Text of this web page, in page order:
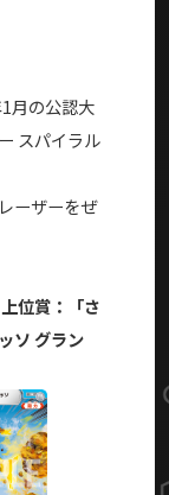
月の公認大
スパイラル
ーザーをぜ
位賞：「さ
ソ グラン